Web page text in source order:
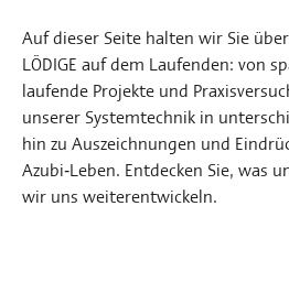
Auf dieser Seite halten wir Sie
LÖDIGE auf dem Laufenden: von
laufende Projekte und
unserer Systemtechnik in
hin zu Auszeichnungen und
Azubi‑Leben. Entdecken Sie, was
wir uns weiterentwickeln.